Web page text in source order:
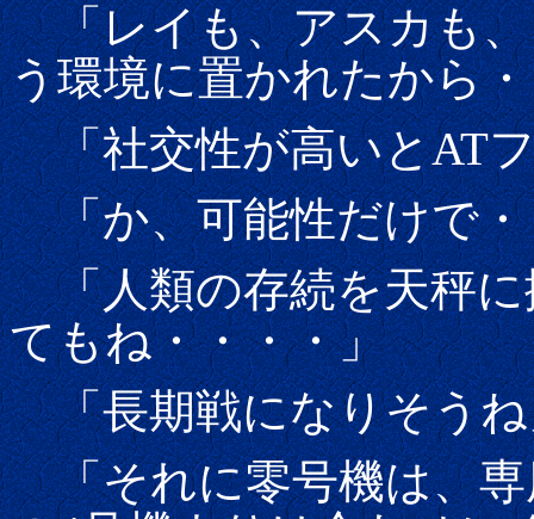
「レイも、アスカも、
う環境に置かれたから
「社交性が高いとAT
「か、可能性だけで・
「人類の存続を天秤に
てもね・・・・」
「長期戦になりそうね
「それに零号機は、専